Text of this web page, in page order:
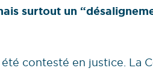
surtout un
contesté en justice. La